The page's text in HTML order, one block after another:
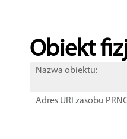
Obiekt
Nazwa obiektu:
Adres URI zasobu